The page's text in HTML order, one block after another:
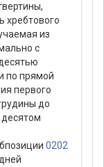
из
с
по прямой
первого
до
0202